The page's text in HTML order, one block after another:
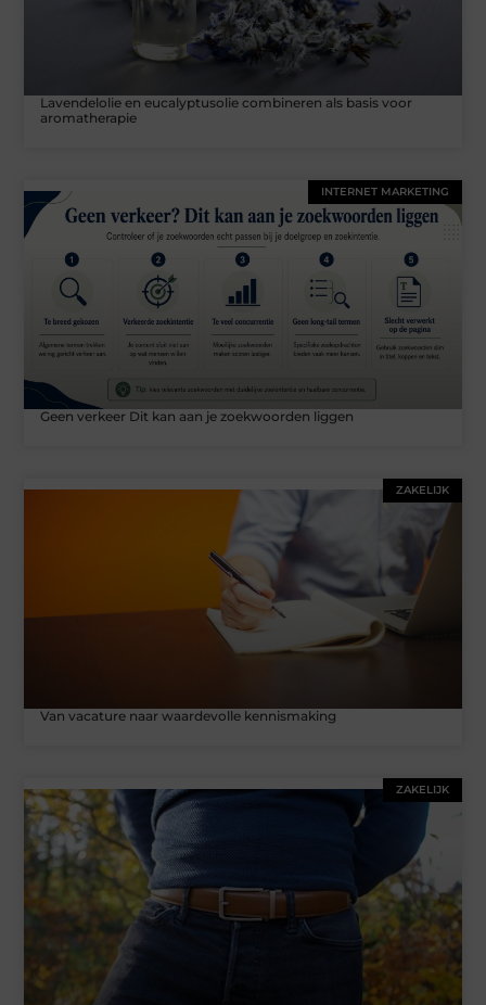
Lavendelolie en eucalyptusolie combineren als basis voor
aromatherapie
INTERNET MARKETING
Geen verkeer Dit kan aan je zoekwoorden liggen
ZAKELIJK
Van vacature naar waardevolle kennismaking
ZAKELIJK